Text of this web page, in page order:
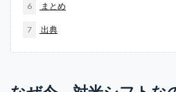
6 まとめ
7 出典